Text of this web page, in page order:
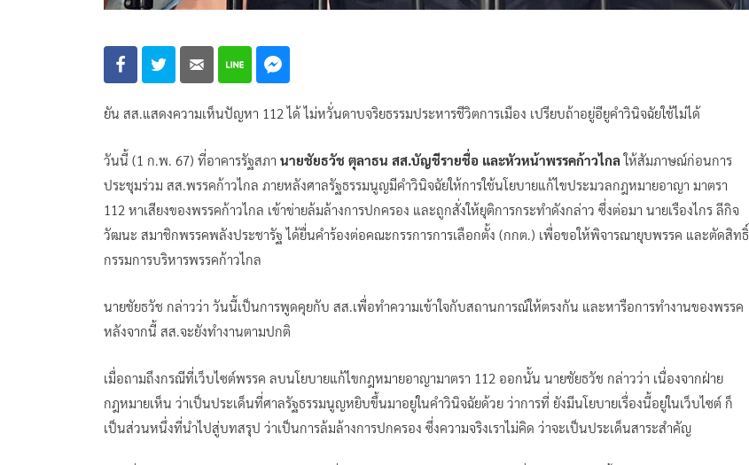
ยัน สส.แสดงความเห็นปัญหา 112 ได้ ไม่หวั่นดาบจริยธรรมประหารชีวิตการเมือง เปรียบถ้าอยู่อียูคำวินิจฉัยใช้ไม่ได้
วันนี้ (1 ก.พ. 67) ที่อาคารรัฐสภา นายชัยธวัช ตุลาธน สส.บัญชีรายชื่อ และหัวหน้าพรรคก้าวไกล ให้สัมภาษณ์ก่อนการ
ประชุมร่วม สส.พรรคก้าวไกล ภายหลังศาลรัฐธรรมนูญมีคำวินิจฉัยให้การใช้นโยบายแก้ไขประมวลกฎหมายอาญา มาตรา
112 หาเสียงของพรรคก้าวไกล เข้าข่ายล้มล้างการปกครอง และถูกสั่งให้ยุติการกระทำดังกล่าว ซึ่งต่อมา นายเรืองไกร ลีกิจ
วัฒนะ สมาชิกพรรคพลังประชารัฐ ได้ยื่นคำร้องต่อคณะกรรการการเลือกตั้ง (กกต.) เพื่อขอให้พิจารณายุบพรรค และตัดสิทธิ์
กรรมการบริหารพรรคก้าวไกล
นายชัยธวัช กล่าวว่า วันนี้เป็นการพูดคุยกับ สส.เพื่อทำความเข้าใจกับสถานการณ์ให้ตรงกัน และหารือการทำงานของพรรค
หลังจากนี้ สส.จะยังทำงานตามปกติ
เมื่อถามถึงกรณีที่เว็บไซต์พรรค ลบนโยบายแก้ไขกฎหมายอาญามาตรา 112 ออกนั้น นายชัยธวัช กล่าวว่า เนื่องจากฝ่าย
กฎหมายเห็น ว่าเป็นประเด็นที่ศาลรัฐธรรมนูญหยิบขึ้นมาอยู่ในคำวินิจฉัยด้วย ว่าการที่ ยังมีนโยบายเรื่องนี้อยู่ในเว็บไซต์ ก็
เป็นส่วนหนึ่งที่นำไปสู่บทสรุป ว่าเป็นการล้มล้างการปกครอง ซึ่งความจริงเราไม่คิด ว่าจะเป็นประเด็นสาระสำคัญ